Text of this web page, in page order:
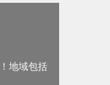
地域包括